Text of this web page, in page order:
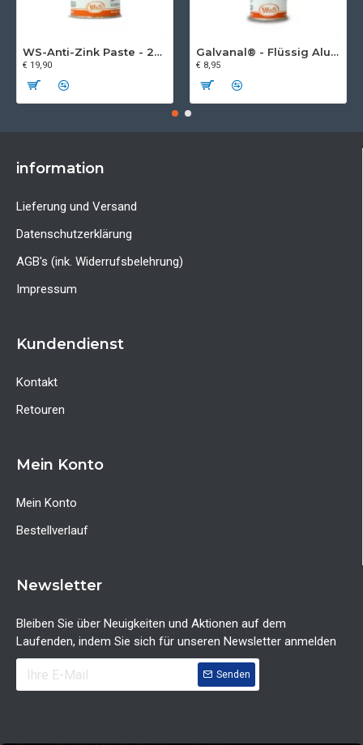
WS-Anti-Zink Paste - 250 ml
€ 19,90
Galvanal® - Flüssig Aluminium Spray
€ 8,95
information
Lieferung und Versand
Datenschutzerklärung
AGB's (ink. Widerrufsbelehrung)
Impressum
Kundendienst
Kontakt
Retouren
Mein Konto
Mein Konto
Bestellverlauf
Newsletter
Bleiben Sie über Neuigkeiten und Aktionen auf dem
Laufenden, indem Sie sich für unseren Newsletter anmelden
Senden